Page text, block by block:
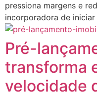
pressiona margens e
incorporadora de
Pré-
transforma
velocidade